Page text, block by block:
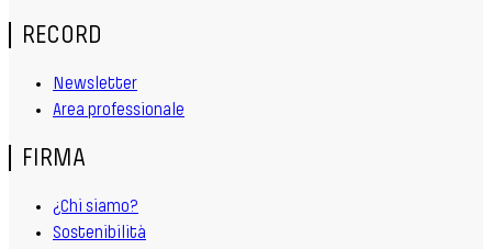
RECORD
Newsletter
Area professionale
FIRMA
¿Chi siamo?
Sostenibilità